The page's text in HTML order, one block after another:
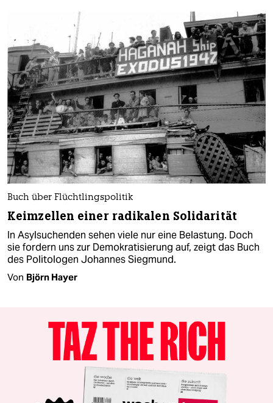
Buch über Flüchtlingspolitik
Keimzellen einer radikalen Solidarität
In Asylsuchenden sehen viele nur eine Belastung. Doch
sie fordern uns zur Demokratisierung auf, zeigt das Buch
des Politologen Johannes Siegmund.
Von Björn Hayer